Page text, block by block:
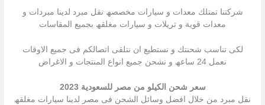
شركتنا تمتلك معدات و سیارات مخصصھ نقل مبرد لدینا مبردات و
معدات قویة و تریلات و سیارات مغلقھ بجمیع المقاسات
لكى تناسب شحنتك و نستطیع ان نتلقى اتصالكم فى جمیع الاوقات
نعمل 24 ساعھ و نشحن جمیع انواع المنتجات و الاغراض
سعر شحن الكيلو من مصر للسعودية 2023
نقل مبرد من خلال افضل وسائل الشحن فى مصر لدینا سیارات مغلقھ